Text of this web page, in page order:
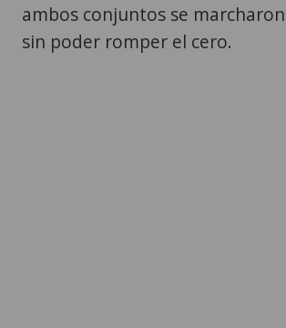
ambos conjuntos se
sin poder romper el cero.